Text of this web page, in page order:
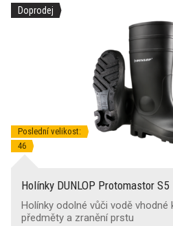
Doprodej
Poslední velikost:
46
Holínky DUNLOP Protomastor S5
Holínky odolné vůči vodě
předměty a zranění prstu